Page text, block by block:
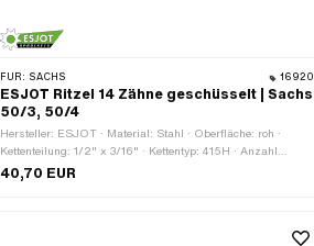
FÜR: SACHS 16920
ESJOT Ritzel 14 Zähne geschüsselt | Sachs
50/3, 50/4
Hersteller: ESJOT · Material: Stahl · Oberfläche: roh ·
Kettenteilung: 1/2" x 3/16" · Kettentyp: 415H · Anzahl
Zähne: 14 Stk. · Aufnahmeart: Ø15 x SW12 · Kröpfung
40,70 EUR